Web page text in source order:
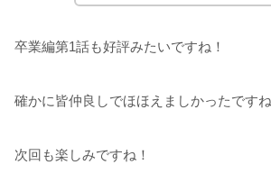
卒業編第1話も好評みたいですね！
確かに皆仲良しでほほえましかったですね
次回も楽しみですね！